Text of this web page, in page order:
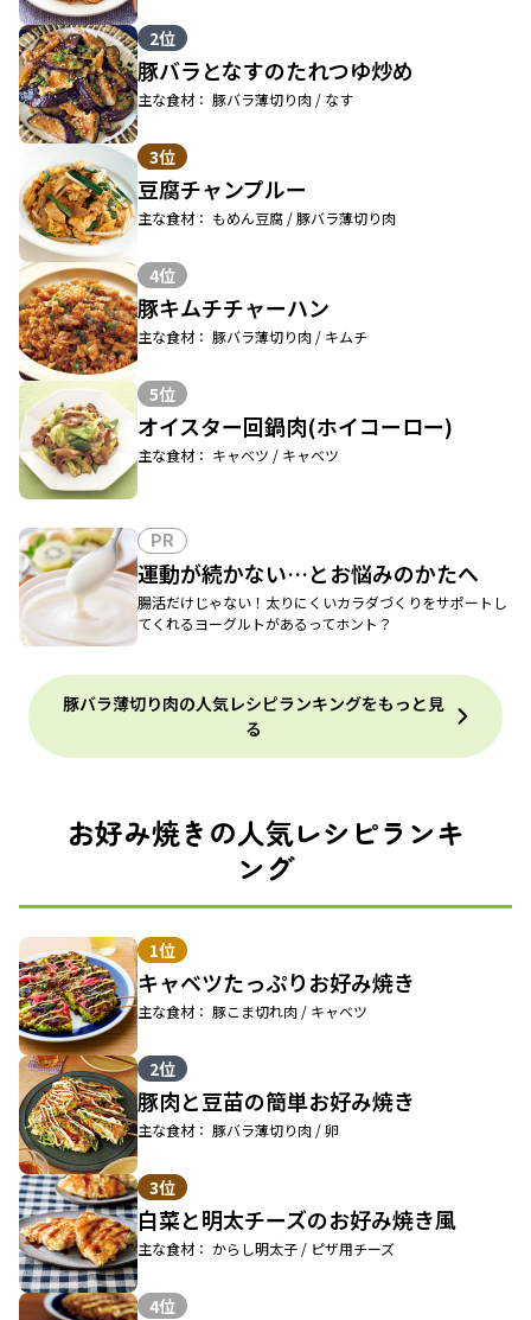
2位
豚バラとなすのたれつゆ炒め
主な食材： 豚バラ薄切り肉 / なす
3位
豆腐チャンプルー
主な食材： もめん豆腐 / 豚バラ薄切り肉
4位
豚キムチチャーハン
主な食材： 豚バラ薄切り肉 / キムチ
5位
オイスター回鍋肉(ホイコーロー)
主な食材： キャベツ / キャベツ
PR
運動が続かない…とお悩みのかたへ
腸活だけじゃない！太りにくいカラダづくりをサポートし
てくれるヨーグルトがあるってホント？
豚バラ薄切り肉の人気レシピランキングをもっと見
る
お好み焼きの人気レシピランキ
ング
1位
キャベツたっぷりお好み焼き
主な食材： 豚こま切れ肉 / キャベツ
2位
豚肉と豆苗の簡単お好み焼き
主な食材： 豚バラ薄切り肉 / 卵
3位
白菜と明太チーズのお好み焼き風
主な食材： からし明太子 / ピザ用チーズ
4位